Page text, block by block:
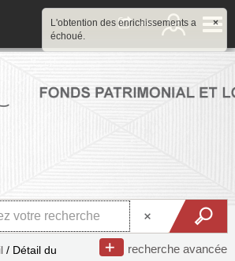
recherche avancée
/ Détail du
×
L'obtention des enrichissements a
échoué.